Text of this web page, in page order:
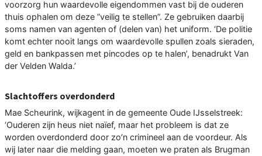
voorzorg hun waardevolle eigendommen vast bij de ouderen
thuis ophalen om deze ”veilig te stellen”. Ze gebruiken daarbij
soms namen van agenten of (delen van) het uniform. ‘De politie
komt echter nooit langs om waardevolle spullen zoals sieraden,
geld en bankpassen met pincodes op te halen’, benadrukt Van
der Velden Walda.’
Slachtoffers overdonderd
Mae Scheurink, wijkagent in de gemeente Oude IJsselstreek:
‘Ouderen zijn heus niet naïef, maar het probleem is dat ze
worden overdonderd door zo’n crimineel aan de voordeur. Als
wij later naar die melding gaan, moeten we praten als Brugman